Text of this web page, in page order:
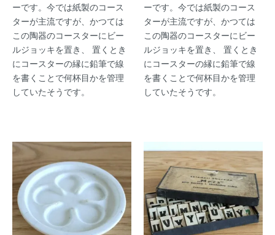
ーです。今では紙製のコース
ターが主流ですが、かつては
この陶器のコースターにビー
ルジョッキを置き、 置くとき
にコースターの縁に鉛筆で線
を書くことで何杯目かを管理
していたそうです。
ーです。今では紙製のコース
ターが主流ですが、かつては
この陶器のコースターにビー
ルジョッキを置き、 置くとき
にコースターの縁に鉛筆で線
を書くことで何杯目かを管理
していたそうです。